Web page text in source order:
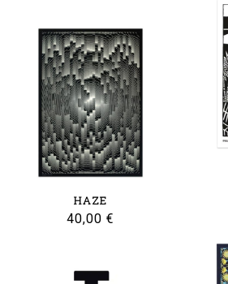
initial
était :
15,00 €.
actuel
HAZE
40,00 €